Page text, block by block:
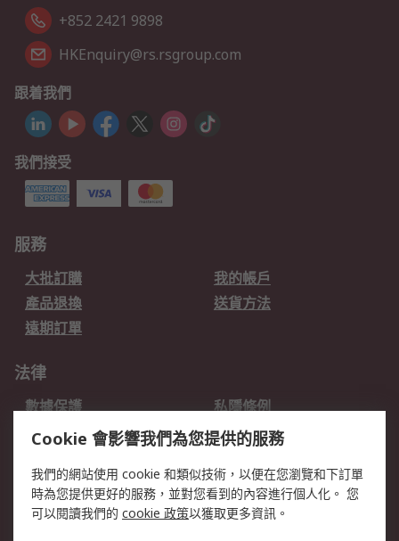
+852 2421 9898
HKEnquiry@rs.rsgroup.com
跟着我們
我們接受
服務
大批訂購
我的帳戶
產品退換
送貨方法
遠期訂單
法律
數據保護
私隱條例
網站條款
郵件安全
關於RS
Cookie 會影響我們為您提供的服務
我們的網站使用 cookie 和類似技術，以便在您瀏覽和下訂單
時為您提供更好的服務，並對您看到的內容進行個人化。 您
可以閱讀我們的 cookie 政策以獲取更多資訊。